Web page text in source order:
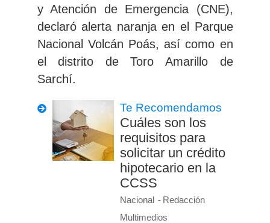
y Atención de Emergencia (CNE),
declaró alerta naranja en el Parque
Nacional Volcán Poás, así como en
el distrito de Toro Amarillo de
Sarchí.
Te Recomendamos
Cuáles son los
requisitos para
solicitar un crédito
hipotecario en la
CCSS
Nacional
Redacción
Multimedios